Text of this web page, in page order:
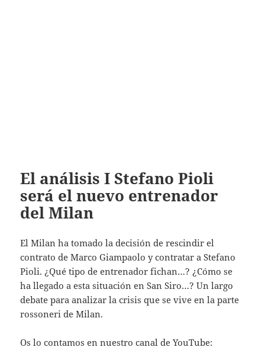
El análisis I Stefano Pioli
será el nuevo entrenador
del Milan
El Milan ha tomado la decisión de rescindir el
contrato de Marco Giampaolo y contratar a Stefano
Pioli. ¿Qué tipo de entrenador fichan…? ¿Cómo se
ha llegado a esta situación en San Siro…? Un largo
debate para analizar la crisis que se vive en la parte
rossoneri de Milan.
Os lo contamos en nuestro canal de YouTube: